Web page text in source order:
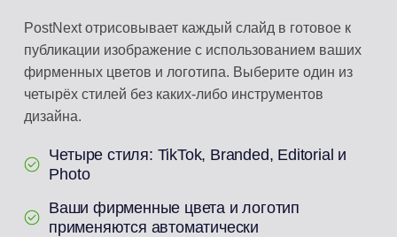
PostNext отрисовывает каждый слайд в готовое к
публикации изображение с использованием ваших
фирменных цветов и логотипа. Выберите один из
четырёх стилей без каких-либо инструментов
дизайна.
Четыре стиля: TikTok, Branded, Editorial и
Photo
Ваши фирменные цвета и логотип
применяются автоматически